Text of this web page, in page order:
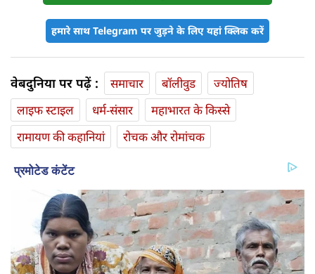
हमारे साथ Telegram पर जुड़ने के लिए यहां क्लिक करें
वेबदुनिया पर पढ़ें : समाचार बॉलीवुड
ज्योतिष
लाइफ स्‍टाइल
धर्म-संसार
महाभारत के किस्से
रामायण की कहानियां
रोचक और रोमांचक